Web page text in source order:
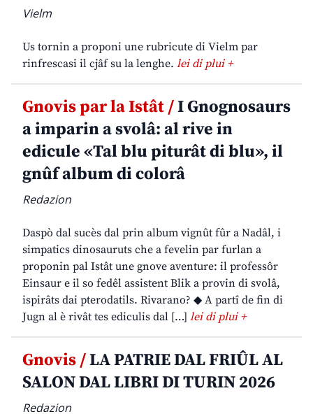
Vielm
Us tornin a proponi une rubricute di Vielm par
rinfrescasi il cjâf su la lenghe. lei di plui +
Gnovis par la Istât /I Gnognosaurs
a imparin a svolâ: al rive in
edicule «Tal blu piturât di blu», il
gnûf album di colorâ
Redazion
Daspò dal sucès dal prin album vignût fûr a Nadâl, i
simpatics dinosauruts che a fevelin par furlan a
proponin pal Istât une gnove aventure: il professôr
Einsaur e il so fedêl assistent Blik a provin di svolâ,
ispirâts dai pterodatils. Rivarano? ◆ A partî de fin di
Jugn al è rivât tes ediculis dal […] lei di plui +
Gnovis /LA PATRIE DAL FRIÛL AL
SALON DAL LIBRI DI TURIN 2026
Redazion